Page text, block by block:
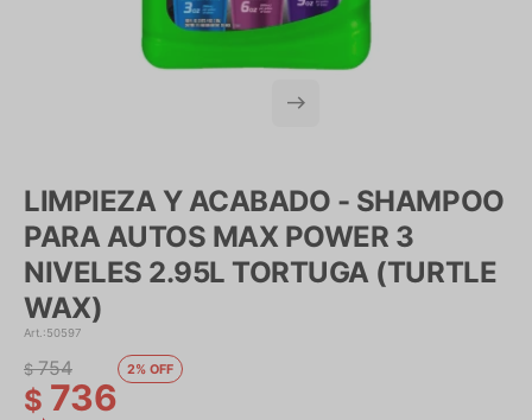
LIMPIEZA Y ACABADO - SHAMPOO
PARA AUTOS MAX POWER 3
NIVELES 2.95L TORTUGA (TURTLE
WAX)
50597
$ 736
$ 754 2